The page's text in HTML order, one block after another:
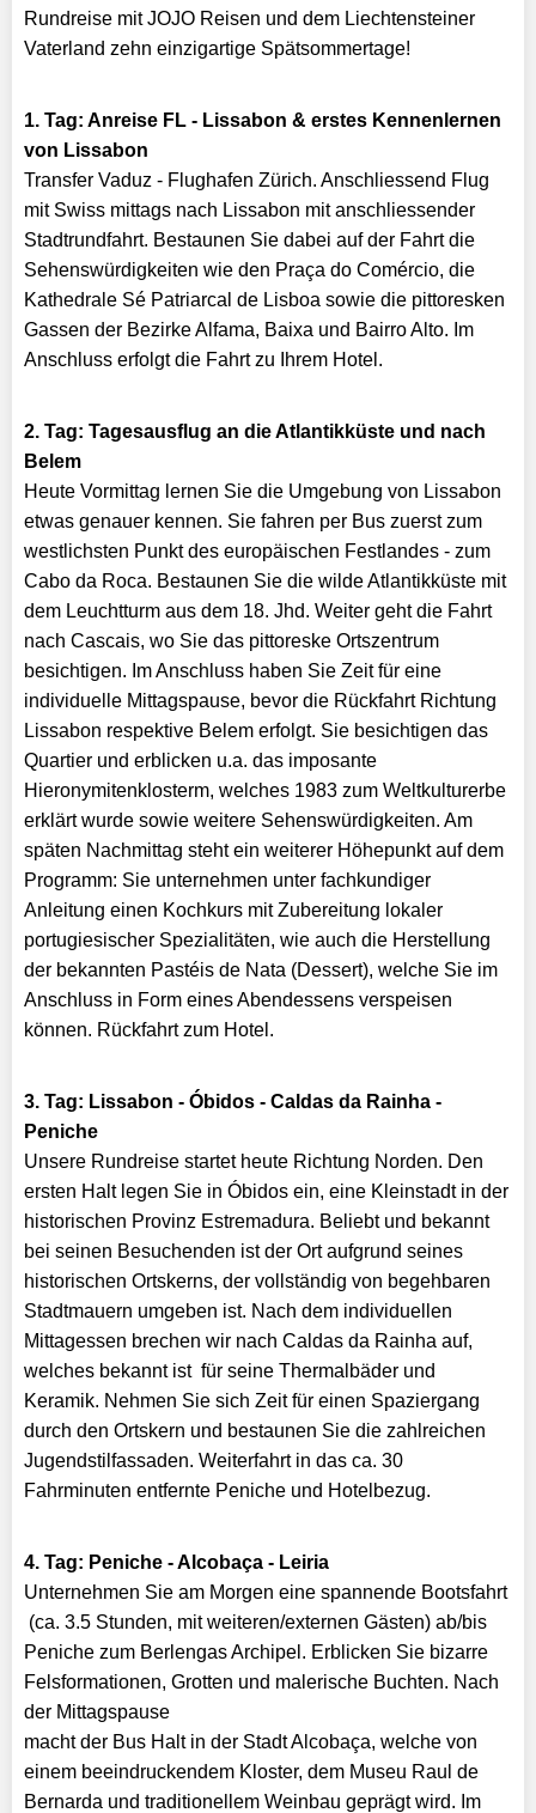
Rundreise mit JOJO Reisen und dem Liechtensteiner
Vaterland zehn einzigartige Spätsommertage!
1. Tag: Anreise FL - Lissabon & erstes Kennenlernen
von Lissabon
Transfer Vaduz - Flughafen Zürich. Anschliessend Flug
mit Swiss mittags nach Lissabon mit anschliessender
Stadtrundfahrt. Bestaunen Sie dabei auf der Fahrt die
Sehenswürdigkeiten wie den Praça do Comércio, die
Kathedrale Sé Patriarcal de Lisboa sowie die pittoresken
Gassen der Bezirke Alfama, Baixa und Bairro Alto. Im
Anschluss erfolgt die Fahrt zu Ihrem Hotel.
2. Tag: Tagesausflug an die Atlantikküste und nach
Belem
Heute Vormittag lernen Sie die Umgebung von Lissabon
etwas genauer kennen. Sie fahren per Bus zuerst zum
westlichsten Punkt des europäischen Festlandes - zum
Cabo da Roca. Bestaunen Sie die wilde Atlantikküste mit
dem Leuchtturm aus dem 18. Jhd. Weiter geht die Fahrt
nach Cascais, wo Sie das pittoreske Ortszentrum
besichtigen. Im Anschluss haben Sie Zeit für eine
individuelle Mittagspause, bevor die Rückfahrt Richtung
Lissabon respektive Belem erfolgt. Sie besichtigen das
Quartier und erblicken u.a. das imposante
Hieronymitenklosterm, welches 1983 zum Weltkulturerbe
erklärt wurde sowie weitere Sehenswürdigkeiten. Am
späten Nachmittag steht ein weiterer Höhepunkt auf dem
Programm: Sie unternehmen unter fachkundiger
Anleitung einen Kochkurs mit Zubereitung lokaler
portugiesischer Spezialitäten, wie auch die Herstellung
der bekannten Pastéis de Nata (Dessert), welche Sie im
Anschluss in Form eines Abendessens verspeisen
können. Rückfahrt zum Hotel.
3. Tag: Lissabon - Óbidos - Caldas da Rainha -
Peniche
Unsere Rundreise startet heute Richtung Norden. Den
ersten Halt legen Sie in Óbidos ein, eine Kleinstadt in der
historischen Provinz Estremadura. Beliebt und bekannt
bei seinen Besuchenden ist der Ort aufgrund seines
historischen Ortskerns, der vollständig von begehbaren
Stadtmauern umgeben ist. Nach dem individuellen
Mittagessen brechen wir nach Caldas da Rainha auf,
welches bekannt ist für seine Thermalbäder und
Keramik. Nehmen Sie sich Zeit für einen Spaziergang
durch den Ortskern und bestaunen Sie die zahlreichen
Jugendstilfassaden. Weiterfahrt in das ca. 30
Fahrminuten entfernte Peniche und Hotelbezug.
4. Tag: Peniche - Alcobaça - Leiria
Unternehmen Sie am Morgen eine spannende Bootsfahrt
(ca. 3.5 Stunden, mit weiteren/externen Gästen) ab/bis
Peniche zum Berlengas Archipel. Erblicken Sie bizarre
Felsformationen, Grotten und malerische Buchten. Nach
der Mittagspause
macht der Bus Halt in der Stadt Alcobaça, welche von
einem beeindruckendem Kloster, dem Museu Raul de
Bernarda und traditionellem Weinbau geprägt wird. Im